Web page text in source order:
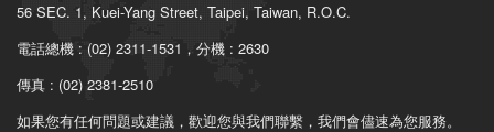
56 SEC. 1, Kuei-Yang Street, Taipei, Taiwan, R.O.C.
電話總機 : (02) 2311-1531，分機 : 2630
傳真 : (02) 2381-2510
如果您有任何問題或建議，歡迎您與我們聯繫，我們會儘速為您服務。